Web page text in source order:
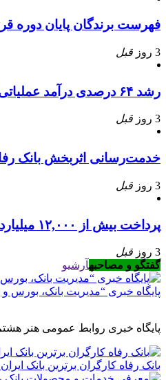
فهرست برندگان پایان دوره
3 روز قبل
رشد ۶۴ درصدی درآمد عملیاتی بانک رفاه کارگران در سه‌ماهه ابتدایی سال جاری
3 روز قبل
خدمت‌رسانی اثربخش بانک
3 روز قبل
پرداخت بیش از ۱۲,۰۰۰ میلیارد ریال تسهیلات ازدواج در تیر ماه سال جاری توسط بانک رفاه کارگران
3 روز
قبل
گفتگو و مصاحبهآرشیو
پایگاه خبری “مدیریت بانک، بورس و
پایگاه خبری روابط عمومی هنر
بانک رفاه کارگران برترین بانک